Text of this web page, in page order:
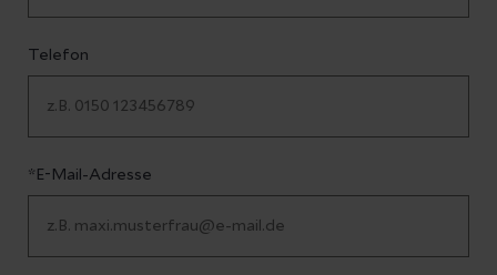
Telefon
*E-Mail-Adresse